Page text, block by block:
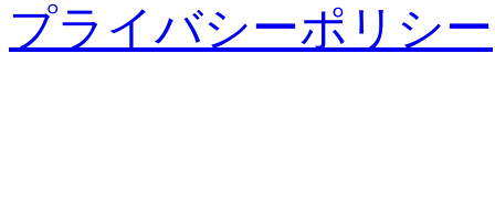
プライバシーポリシー